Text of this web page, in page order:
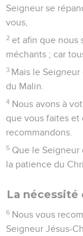
Seigneur se
vous,
2 et afin que nous
méchants ; car
3 Mais le
du Malin.
4 Nous avons à
que vous faites et
recommandons.
5 Que le Seigneur
la patience du
La nécessité
6 Nous vous
Seigneur Jésus-